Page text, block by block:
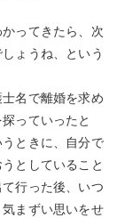
ってきたら、次
ょうね、という
名で離婚を求め
っていったと
ときに、自分で
としていること
行った後、いつ
まずい思いをせ